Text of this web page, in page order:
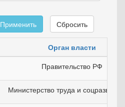
Применить
Сбросить
Орган власти
Правительство РФ
Министерство труда и